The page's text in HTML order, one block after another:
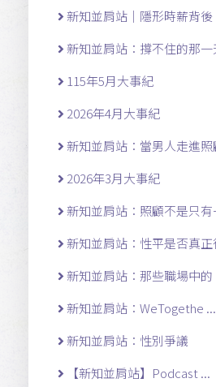
新知並肩站｜隱形時薪背後
新知並肩站：撐不住的那一
115年5月大事紀
2026年4月大事紀
新知並肩站：當男人走進照
2026年3月大事紀
新知並肩站：照顧不是只有
新知並肩站：性平是否真正
新知並肩站：那些職場中的
新知並肩站：WeTogethe ...
新知並肩站：性別爭議
【新知並肩站】Podcast ...